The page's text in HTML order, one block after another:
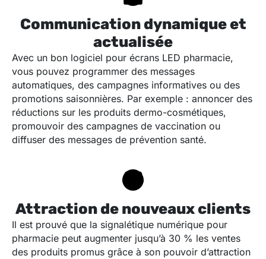
Communication dynamique et
actualisée
Avec un bon logiciel pour écrans LED pharmacie,
vous pouvez programmer des messages
automatiques, des campagnes informatives ou des
promotions saisonnières. Par exemple : annoncer des
réductions sur les produits dermo-cosmétiques,
promouvoir des campagnes de vaccination ou
diffuser des messages de prévention santé.
Attraction de nouveaux clients
Il est prouvé que la signalétique numérique pour
pharmacie peut augmenter jusqu’à 30 % les ventes
des produits promus grâce à son pouvoir d’attraction